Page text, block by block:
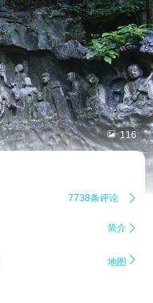
 116
7738条评论 
简介 
地图 